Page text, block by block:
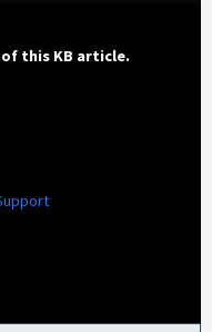
this KB article.